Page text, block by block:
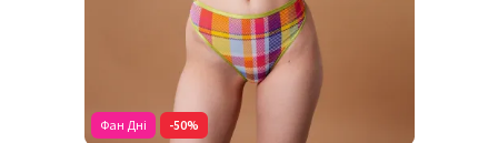
Фан Дні -50%